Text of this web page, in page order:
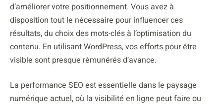
d’améliorer votre positionnement. Vous avez à
disposition tout le nécessaire pour influencer ces
résultats, du choix des mots-clés à l’optimisation du
contenu. En utilisant WordPress, vos efforts pour être
visible sont presque rémunérés d’avance.
La performance SEO est essentielle dans le paysage
numérique actuel, où la visibilité en ligne peut faire ou